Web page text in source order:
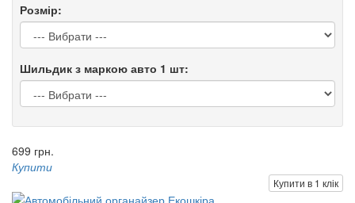
Розмір:
Шильдик з маркою авто 1 шт:
699 грн.
Купити
Купити в 1 клік